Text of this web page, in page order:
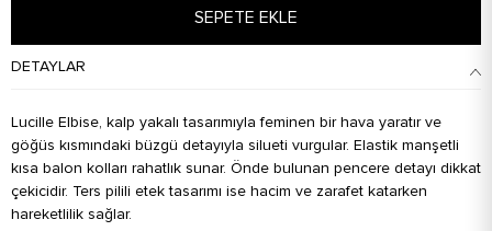
SEPETE EKLE
DETAYLAR
Lucille Elbise, kalp yakalı tasarımıyla feminen bir hava yaratır ve
göğüs kısmındaki büzgü detayıyla silueti vurgular. Elastik manşetli
kısa balon kolları rahatlık sunar. Önde bulunan pencere detayı dikkat
çekicidir. Ters pilili etek tasarımı ise hacim ve zarafet katarken
hareketlilik sağlar.